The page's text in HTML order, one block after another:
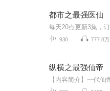
都市之最强医仙
930 777.8万
纵横之最强仙帝